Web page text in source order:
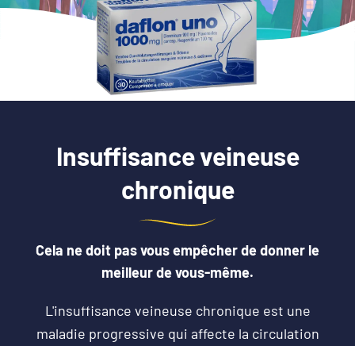
Insuffisance veineuse
chronique
Cela ne doit pas vous empêcher de donner le
meilleur de vous-même.
L'insuffisance veineuse chronique est une
maladie progressive qui affecte la circulation